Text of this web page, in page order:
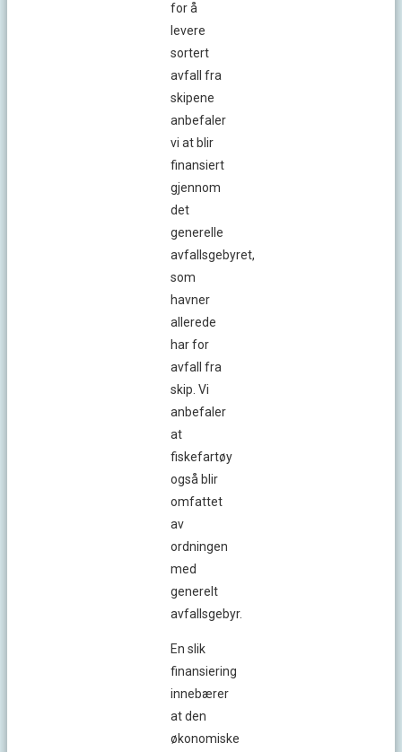
for å
levere
sortert
avfall fra
skipene
anbefaler
vi at blir
finansiert
gjennom
det
generelle
avfallsgebyret,
som
havner
allerede
har for
avfall fra
skip. Vi
anbefaler
at
fiskefartøy
også blir
omfattet
av
ordningen
med
generelt
avfallsgebyr.
En slik
finansiering
innebærer
at den
økonomiske